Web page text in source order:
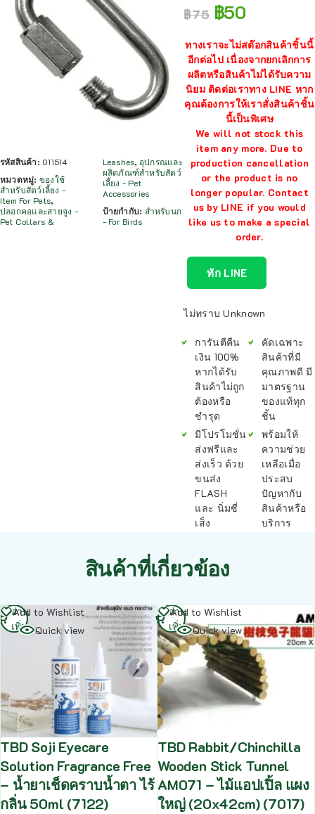
รหัสสินค้า: 011514
หมวดหมู่: ของใช้
สำหรับสัตว์เลี้ยง -
Item For Pets,
ปลอกคอและสายจูง -
Pet Collars &
Leashes, อุปกรณและ
ผลิตภัณฑ์สำหรับสัตว์
เลี้ยง - Pet
Accessories
ป้ายกำกับ: สำหรับนก
- For Birds
฿75 ฿50
ทางเราจะไม่สต๊อกสินค้าชิ้นนี้
อีกต่อไป เนื่องจากยกเลิกการ
ผลิตหรือสินค้าไม่ได้รับความ
นิยม ติดต่อเราทาง LINE หาก
คุณต้องการให้เราสั่งสินค้าชิ้น
นี้เป็นพิเศษ
We will not stock this
item any more. Due to
production cancellation
or the product is no
longer popular. Contact
us by LINE if you would
like us to make a special
order.
ทัก LINE
ไม่ทราบ Unknown
การันตีคืน
เงิน 100%
หากได้รับ
สินค้าไม่ถูก
ต้องหรือ
ชำรุด
มีโปรโมชั่น
ส่งฟรีและ
ส่งเร็ว ด้วย
ขนส่ง
FLASH
และ นิ่มซี่
เส็ง
คัดเฉพาะ
สินค้าที่มี
คุณภาพดี มี
มาตรฐาน
ของแท้ทุก
ชิ้น
พร้อมให้
ความช่วย
เหลือเมื่อ
ประสบ
ปัญหากับ
สินค้าหรือ
บริการ
สินค้าที่เกี่ยวข้อง
Add to Wishlist
Quick view
TBD Soji Eyecare
Solution Fragrance Free
– น้ำยาเช็ดคราบน้ำตา ไร้
กลิ่น 50ml (7122)
อ่าน
เพิ่ม
Add to Wishlist
Quick view
TBD Rabbit/Chinchilla
Wooden Stick Tunnel
AM071 – ไม้แอปเปิ้ล แผง
ใหญ่ (20x42cm) (7017)
อ่าน
เพิ่ม